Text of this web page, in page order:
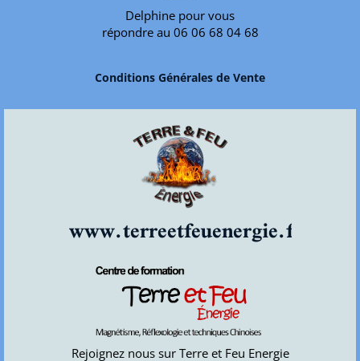
Delphine pour vous
répondre au 06 06 68 04 68
Conditions Générales de Vente
www.terreetfeuenergie.fr
Rejoignez nous sur Terre et Feu Energie